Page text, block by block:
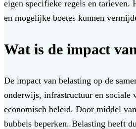
eigen specifieke regels en
en mogelijke boetes kunnen
Wat is de impact
De impact van belasting op de
onderwijs, infrastructuur en sociale
economisch beleid. Door middel
bubbels beperken. Belasting heeft